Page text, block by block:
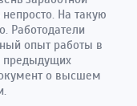
На такую
Работодатели
опыт работы в
предыдущих
о высшем